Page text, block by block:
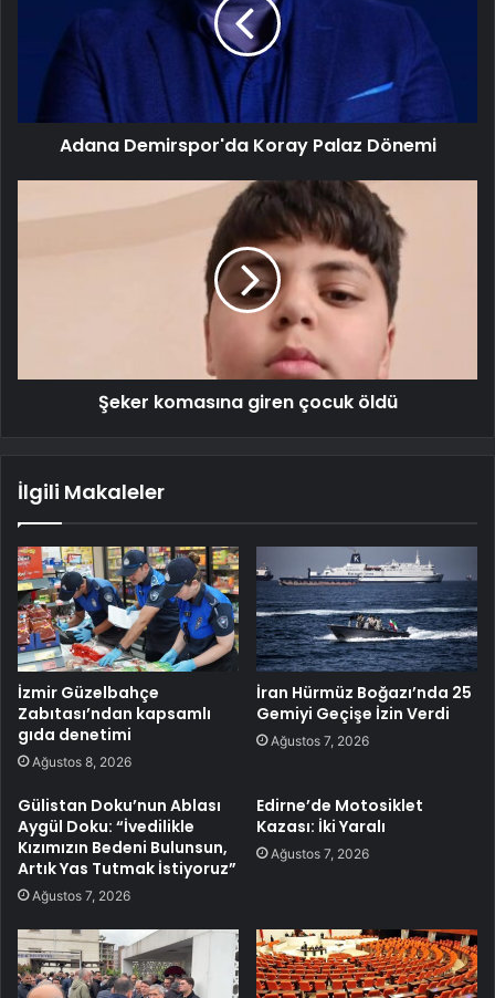
Adana Demirspor'da Koray Palaz Dönemi
Şeker komasına giren çocuk öldü
İlgili Makaleler
İzmir Güzelbahçe
Zabıtası’ndan kapsamlı
gıda denetimi
Ağustos 8, 2026
İran Hürmüz Boğazı’nda 25
Gemiyi Geçişe İzin Verdi
Ağustos 7, 2026
Gülistan Doku’nun Ablası
Aygül Doku: “İvedilikle
Kızımızın Bedeni Bulunsun,
Artık Yas Tutmak İstiyoruz”
Ağustos 7, 2026
Edirne’de Motosiklet
Kazası: İki Yaralı
Ağustos 7, 2026